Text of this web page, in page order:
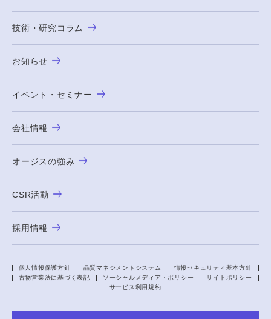
技術・研究コラム
お知らせ
イベント・セミナー
会社情報
オージスの強み
CSR活動
採用情報
個人情報保護方針 品質マネジメントシステム
情報セキュリティ基本方針
古物営業法に基づく表記
ソーシャルメディア・ポリシー
サイトポリシー
サービス利用規約